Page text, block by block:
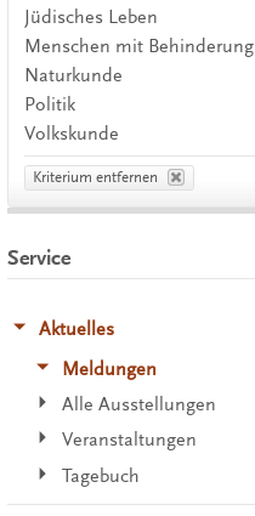
Jüdisches Leben
Menschen mit Behinderung
Naturkunde
Politik
Volkskunde
Kriterium entfernen
Service
Aktuelles
Meldungen
Alle Ausstellungen
Veranstaltungen
Tagebuch